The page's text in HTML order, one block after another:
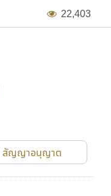
22,403
สัญญาอนุญาต